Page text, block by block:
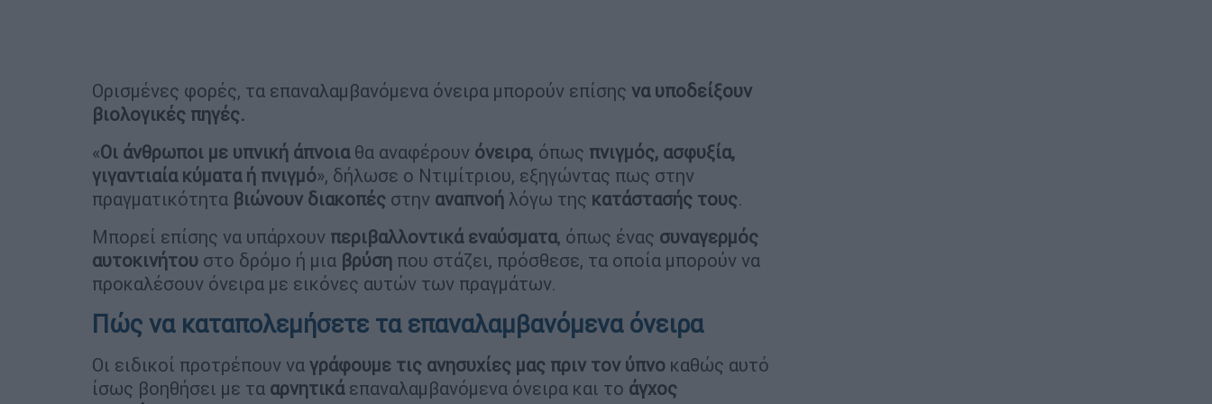
Ορισμένες φορές, τα επαναλαμβανόμενα όνειρα μπορούν επίσης να υποδείξουν
βιολογικές πηγές.
«Οι άνθρωποι με υπνική άπνοιαθα αναφέρουν όνειρα, όπως πνιγμός, ασφυξία,
γιγαντιαία κύματαή πνιγμό», δήλωσε ο Ντιμίτριου, εξηγώντας πως στην
πραγματικότητα βιώνουν διακοπές στην αναπνοή λόγω της κατάστασής τους.
Μπορεί επίσης να υπάρχουν περιβαλλοντικά εναύσματα, όπως ένας συναγερμός
αυτοκινήτου στο δρόμο ή μια βρύση που στάζει, πρόσθεσε, τα οποία μπορούν να
προκαλέσουν όνειρα με εικόνες αυτών των πραγμάτων.
Πώς να καταπολεμήσετε τα επαναλαμβανόμενα όνειρα
Οι ειδικοί προτρέπουν να γράφουμε τις ανησυχίες μας πριν τον ύπνο καθώς αυτό
ίσως βοηθήσει με τα αρνητικάεπαναλαμβανόμενα όνειρα και το άγχος